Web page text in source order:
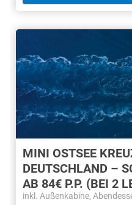
MINI OSTSEE
DEUTSCHLAND –
AB 84€ P.P. (BEI 2
inkl. Außenkabine,